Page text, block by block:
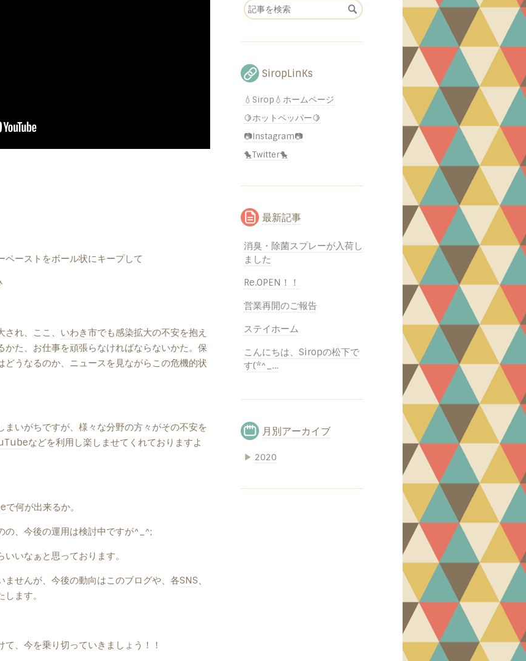
ペーストをボール状にキープして
れ、ここ、 いわき市でも感染拡大の不安を抱え
かた、お仕事を頑張らなければならないかた。保
うなるのか、ニュースを見ながらこの危機的状
まいがちですが、様々な分野の方々がその不安を
などを利用し楽しませてくれておりますよ
で何が出来るか。
の、今後の運用は検討中ですが^_^;
いなぁと思っております。
せんが、今後の動向はこのブログや、各SNS、
ます。
、今を乗り切っていきましょう！！
SiropLinKs
💧Sirop💧ホームページ
🍋ホットペッパー🍋
📷Instagram📷
🐤Twitter🐤
最新記事
消臭・除菌スプレーが入荷し
ました
Re.OPEN！！
営業再開のご報告
ステイホーム
こんにちは、Siropの松下で
す(*^_…
月別アーカイブ
▶ 2020